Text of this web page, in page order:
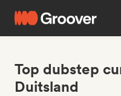
Top dubstep
Duitsland